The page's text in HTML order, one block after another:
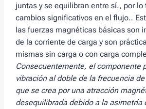
juntas y se equilibran entre sí., por lo
cambios significativos en el flujo..
las fuerzas magnéticas básicas son
de la corriente de carga y son
mismas sin carga o con carga
Consecuentemente, el componente
vibración al doble de la frecuencia
que se crea por una atracción
desequilibrada debido a la asimetría